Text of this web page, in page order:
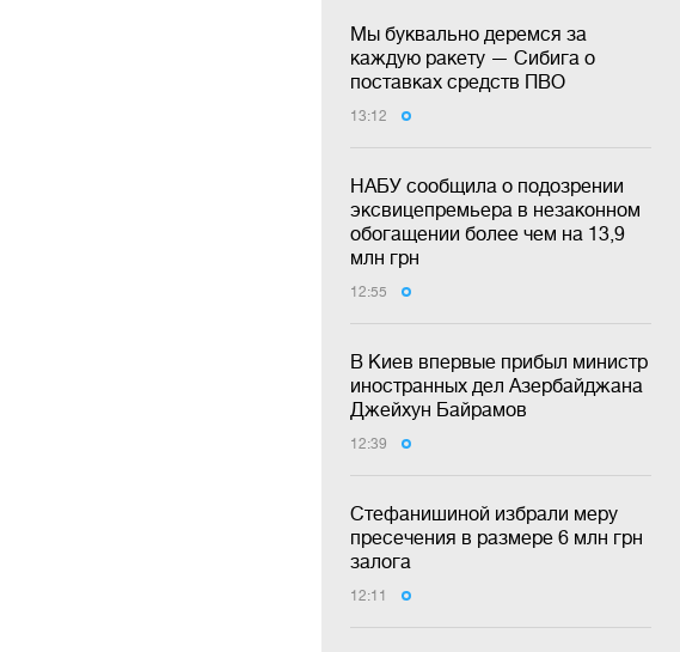
Мы буквально деремся за
каждую ракету — Сибига о
поставках средств ПВО
13:12
НАБУ сообщила о подозрении
эксвицепремьера в незаконном
обогащении более чем на 13,9
млн грн
12:55
В Киев впервые прибыл министр
иностранных дел Азербайджана
Джейхун Байрамов
12:39
Стефанишиной избрали меру
пресечения в размере 6 млн грн
залога
12:11